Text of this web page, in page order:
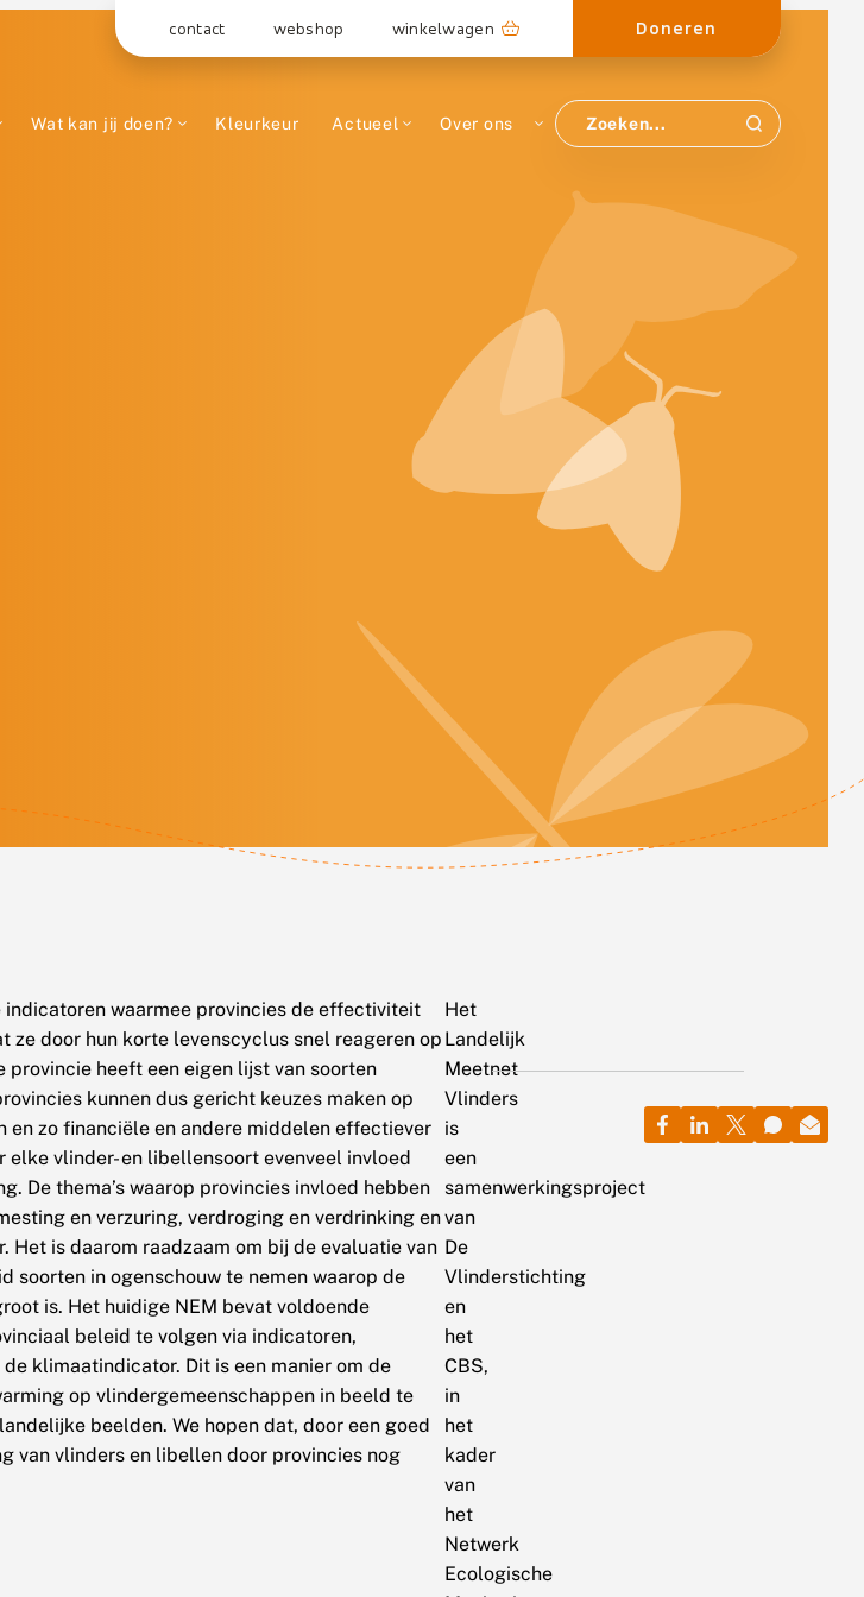
contact webshop winkelwagen Doneren
Wat kan jij doen? Kleurkeur Actueel Over ons
waarmee provincies de effectiviteit
ze door hun korte levenscyclus snel reageren op
provincie heeft een eigen lijst van soorten
kunnen dus gericht keuzes maken op
en zo financiële en andere middelen effectiever
elke vlinder- en libellensoort evenveel invloed
De thema’s waarop provincies invloed hebben
en verzuring, verdroging en verdrinking en
Het is daarom raadzaam om bij de evaluatie van
soorten in ogenschouw te nemen waarop de
is. Het huidige NEM bevat voldoende
beleid te volgen via indicatoren,
klimaatindicator. Dit is een manier om de
op vlindergemeenschappen in beeld te
beelden. We hopen dat, door een goed
van vlinders en libellen door provincies nog
Het
Landelijk
Meetnet
Vlinders
is
een
samenwerkingsproject
van
De
Vlinderstichting
en
het
CBS,
in
het
kader
van
het
Netwerk
Ecologische